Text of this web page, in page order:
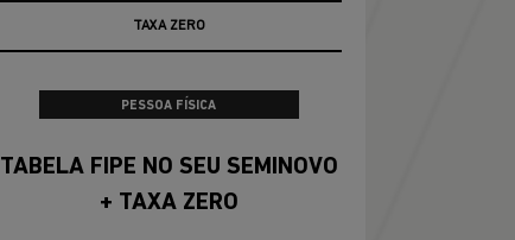
100% DA TABELA FIPE NO SEU USADO
PESSOA FÍSICA
TABELA FIPE NO SEU SEMINOVO
+ TAXA ZERO